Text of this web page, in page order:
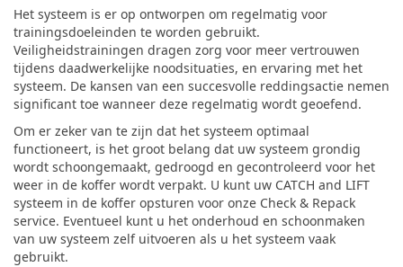
Het systeem is er op ontworpen om regelmatig voor
trainingsdoeleinden te worden gebruikt.
Veiligheidstrainingen dragen zorg voor meer vertrouwen
tijdens daadwerkelijke noodsituaties, en ervaring met het
systeem. De kansen van een succesvolle reddingsactie nemen
significant toe wanneer deze regelmatig wordt geoefend.
Om er zeker van te zijn dat het systeem optimaal
functioneert, is het groot belang dat uw systeem grondig
wordt schoongemaakt, gedroogd en gecontroleerd voor het
weer in de koffer wordt verpakt. U kunt uw CATCH and LIFT
systeem in de koffer opsturen voor onze Check & Repack
service. Eventueel kunt u het onderhoud en schoonmaken
van uw systeem zelf uitvoeren als u het systeem vaak
gebruikt.